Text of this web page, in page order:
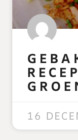
16